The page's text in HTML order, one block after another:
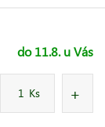
do 11.8. u Vás
Ks